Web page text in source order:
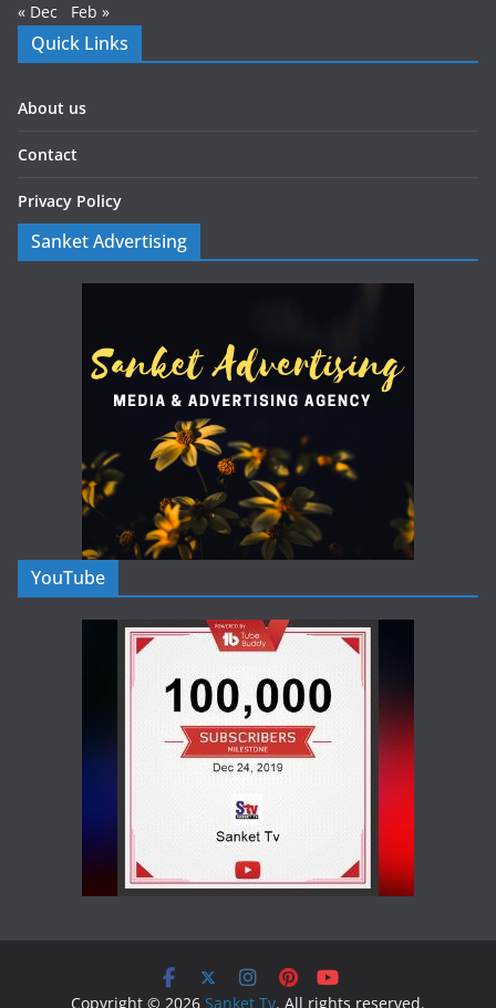
« Dec Feb »
Quick Links
About us
Contact
Privacy Policy
Sanket Advertising
YouTube
Copyright © 2026 Sanket Tv. All rights reserved.